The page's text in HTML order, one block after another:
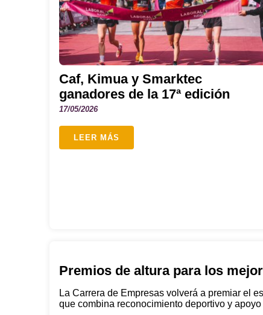
Caf, Kimua y Smarktec
ganadores de la 17ª edición
17/05/2026
LEER MÁS
Premios de altura para los
La Carrera de Empresas volverá a premiar el
que combina reconocimiento deportivo y